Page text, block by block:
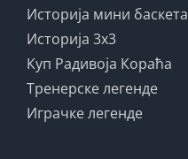
Историја мини баскета
Историја 3x3
Куп Радивоја Кораћа
Тренерске легенде
Играчке легенде